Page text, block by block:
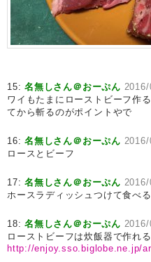
15:名無しさん＠おーぷん
ワイもたまにローストビーフ作
てから斬るのがポイントやで
16:名無しさん＠おーぷん
ロースとビーフ
17:名無しさん＠おーぷん
ホースラディッシュつけて食べ
18:名無しさん＠おーぷん
ローストビーフは炊飯器で作れ
http://enjoy.sso.biglobe.ne.jp/